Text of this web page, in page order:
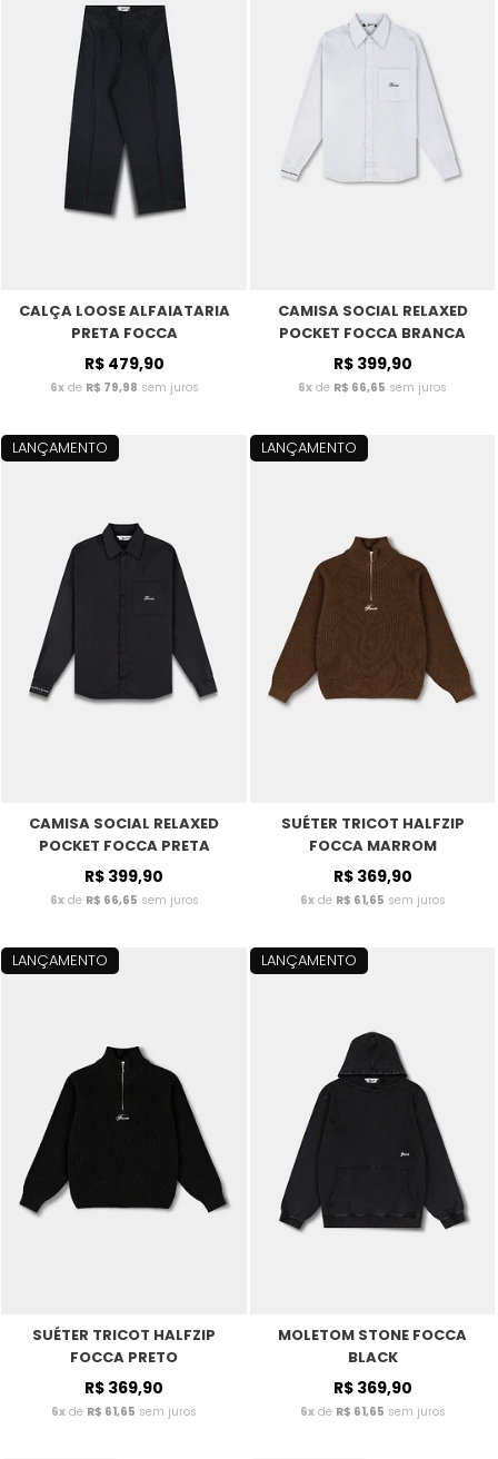
CALÇA LOOSE ALFAIATARIA
PRETA FOCCA
R$ 479,90
6xde R$ 79,98 sem juros
CAMISA SOCIAL RELAXED
POCKET FOCCA BRANCA
R$ 399,90
6x de R$ 66,65 sem juros
LANÇAMENTO
CAMISA SOCIAL RELAXED
POCKET FOCCA PRETA
R$ 399,90
6xde R$ 66,65 sem juros
LANÇAMENTO
SUÉTER TRICOT HALFZIP
FOCCA MARROM
R$ 369,90
6xde R$ 61,65 sem juros
LANÇAMENTO
SUÉTER TRICOT HALFZIP
FOCCA PRETO
R$ 369,90
6x de R$ 61,65 sem juros
LANÇAMENTO
MOLETOM STONE FOCCA
BLACK
R$ 369,90
6xde R$ 61,65 sem juros